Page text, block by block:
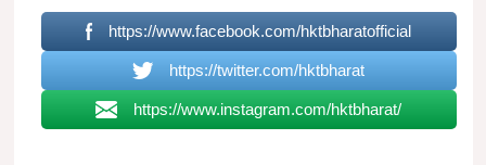
https://www.facebook.com/hktbharatofficial
https://twitter.com/hktbharat
https://www.instagram.com/hktbharat/